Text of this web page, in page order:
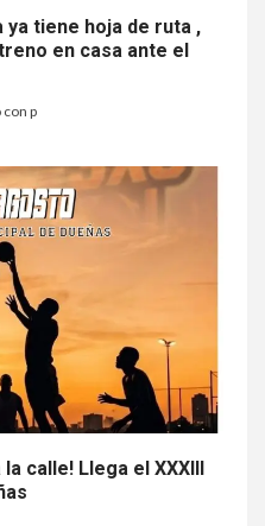
tiene hoja de ruta ,
en casa ante el
p
calle! Llega el XXXIII